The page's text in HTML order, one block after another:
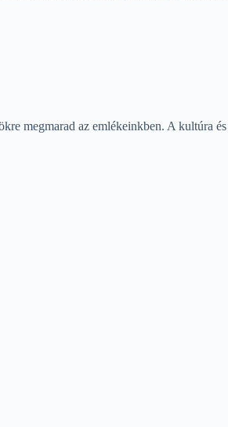
megmarad az emlékeinkben. A kultúra